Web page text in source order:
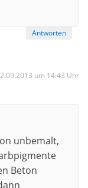
Antworten
um 14:43 Uhr
unbemalt,
Beton